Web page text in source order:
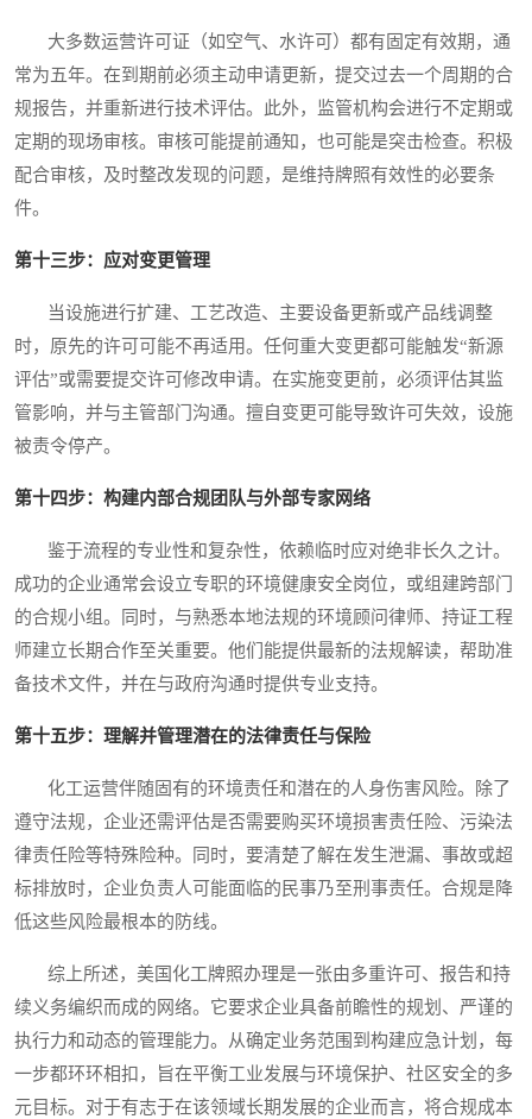
大多数运营许可证（如空气、水许可）都有固定有效期，通
常为五年。在到期前必须主动申请更新，提交过去一个周期的合
规报告，并重新进行技术评估。此外，监管机构会进行不定期或
定期的现场审核。审核可能提前通知，也可能是突击检查。积极
配合审核，及时整改发现的问题，是维持牌照有效性的必要条
件。
第十三步：应对变更管理
当设施进行扩建、工艺改造、主要设备更新或产品线调整
时，原先的许可可能不再适用。任何重大变更都可能触发“新源
评估”或需要提交许可修改申请。在实施变更前，必须评估其监
管影响，并与主管部门沟通。擅自变更可能导致许可失效，设施
被责令停产。
第十四步：构建内部合规团队与外部专家网络
鉴于流程的专业性和复杂性，依赖临时应对绝非长久之计。
成功的企业通常会设立专职的环境健康安全岗位，或组建跨部门
的合规小组。同时，与熟悉本地法规的环境顾问律师、持证工程
师建立长期合作至关重要。他们能提供最新的法规解读，帮助准
备技术文件，并在与政府沟通时提供专业支持。
第十五步：理解并管理潜在的法律责任与保险
化工运营伴随固有的环境责任和潜在的人身伤害风险。除了
遵守法规，企业还需评估是否需要购买环境损害责任险、污染法
律责任险等特殊险种。同时，要清楚了解在发生泄漏、事故或超
标排放时，企业负责人可能面临的民事乃至刑事责任。合规是降
低这些风险最根本的防线。
综上所述，美国化工牌照办理是一张由多重许可、报告和持
续义务编织而成的网络。它要求企业具备前瞻性的规划、严谨的
执行力和动态的管理能力。从确定业务范围到构建应急计划，每
一步都环环相扣，旨在平衡工业发展与环境保护、社区安全的多
元目标。对于有志于在该领域长期发展的企业而言，将合规成本